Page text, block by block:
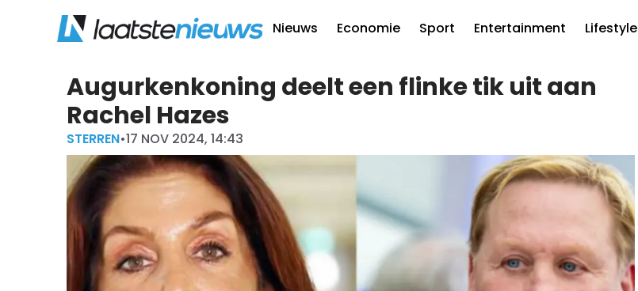
Nieuws Economie Sport Entertainment Lifestyle
Augurkenkoning deelt een flinke tik uit aan
Rachel Hazes
STERREN•17 NOV 2024, 14:43